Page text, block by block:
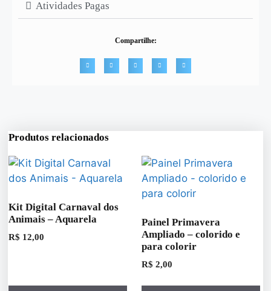
Atividades Pagas
Compartilhe:
Produtos relacionados
Kit Digital Carnaval dos
Animais – Aquarela
R$ 12,00
Painel Primavera
Ampliado – colorido e
para colorir
R$ 2,00